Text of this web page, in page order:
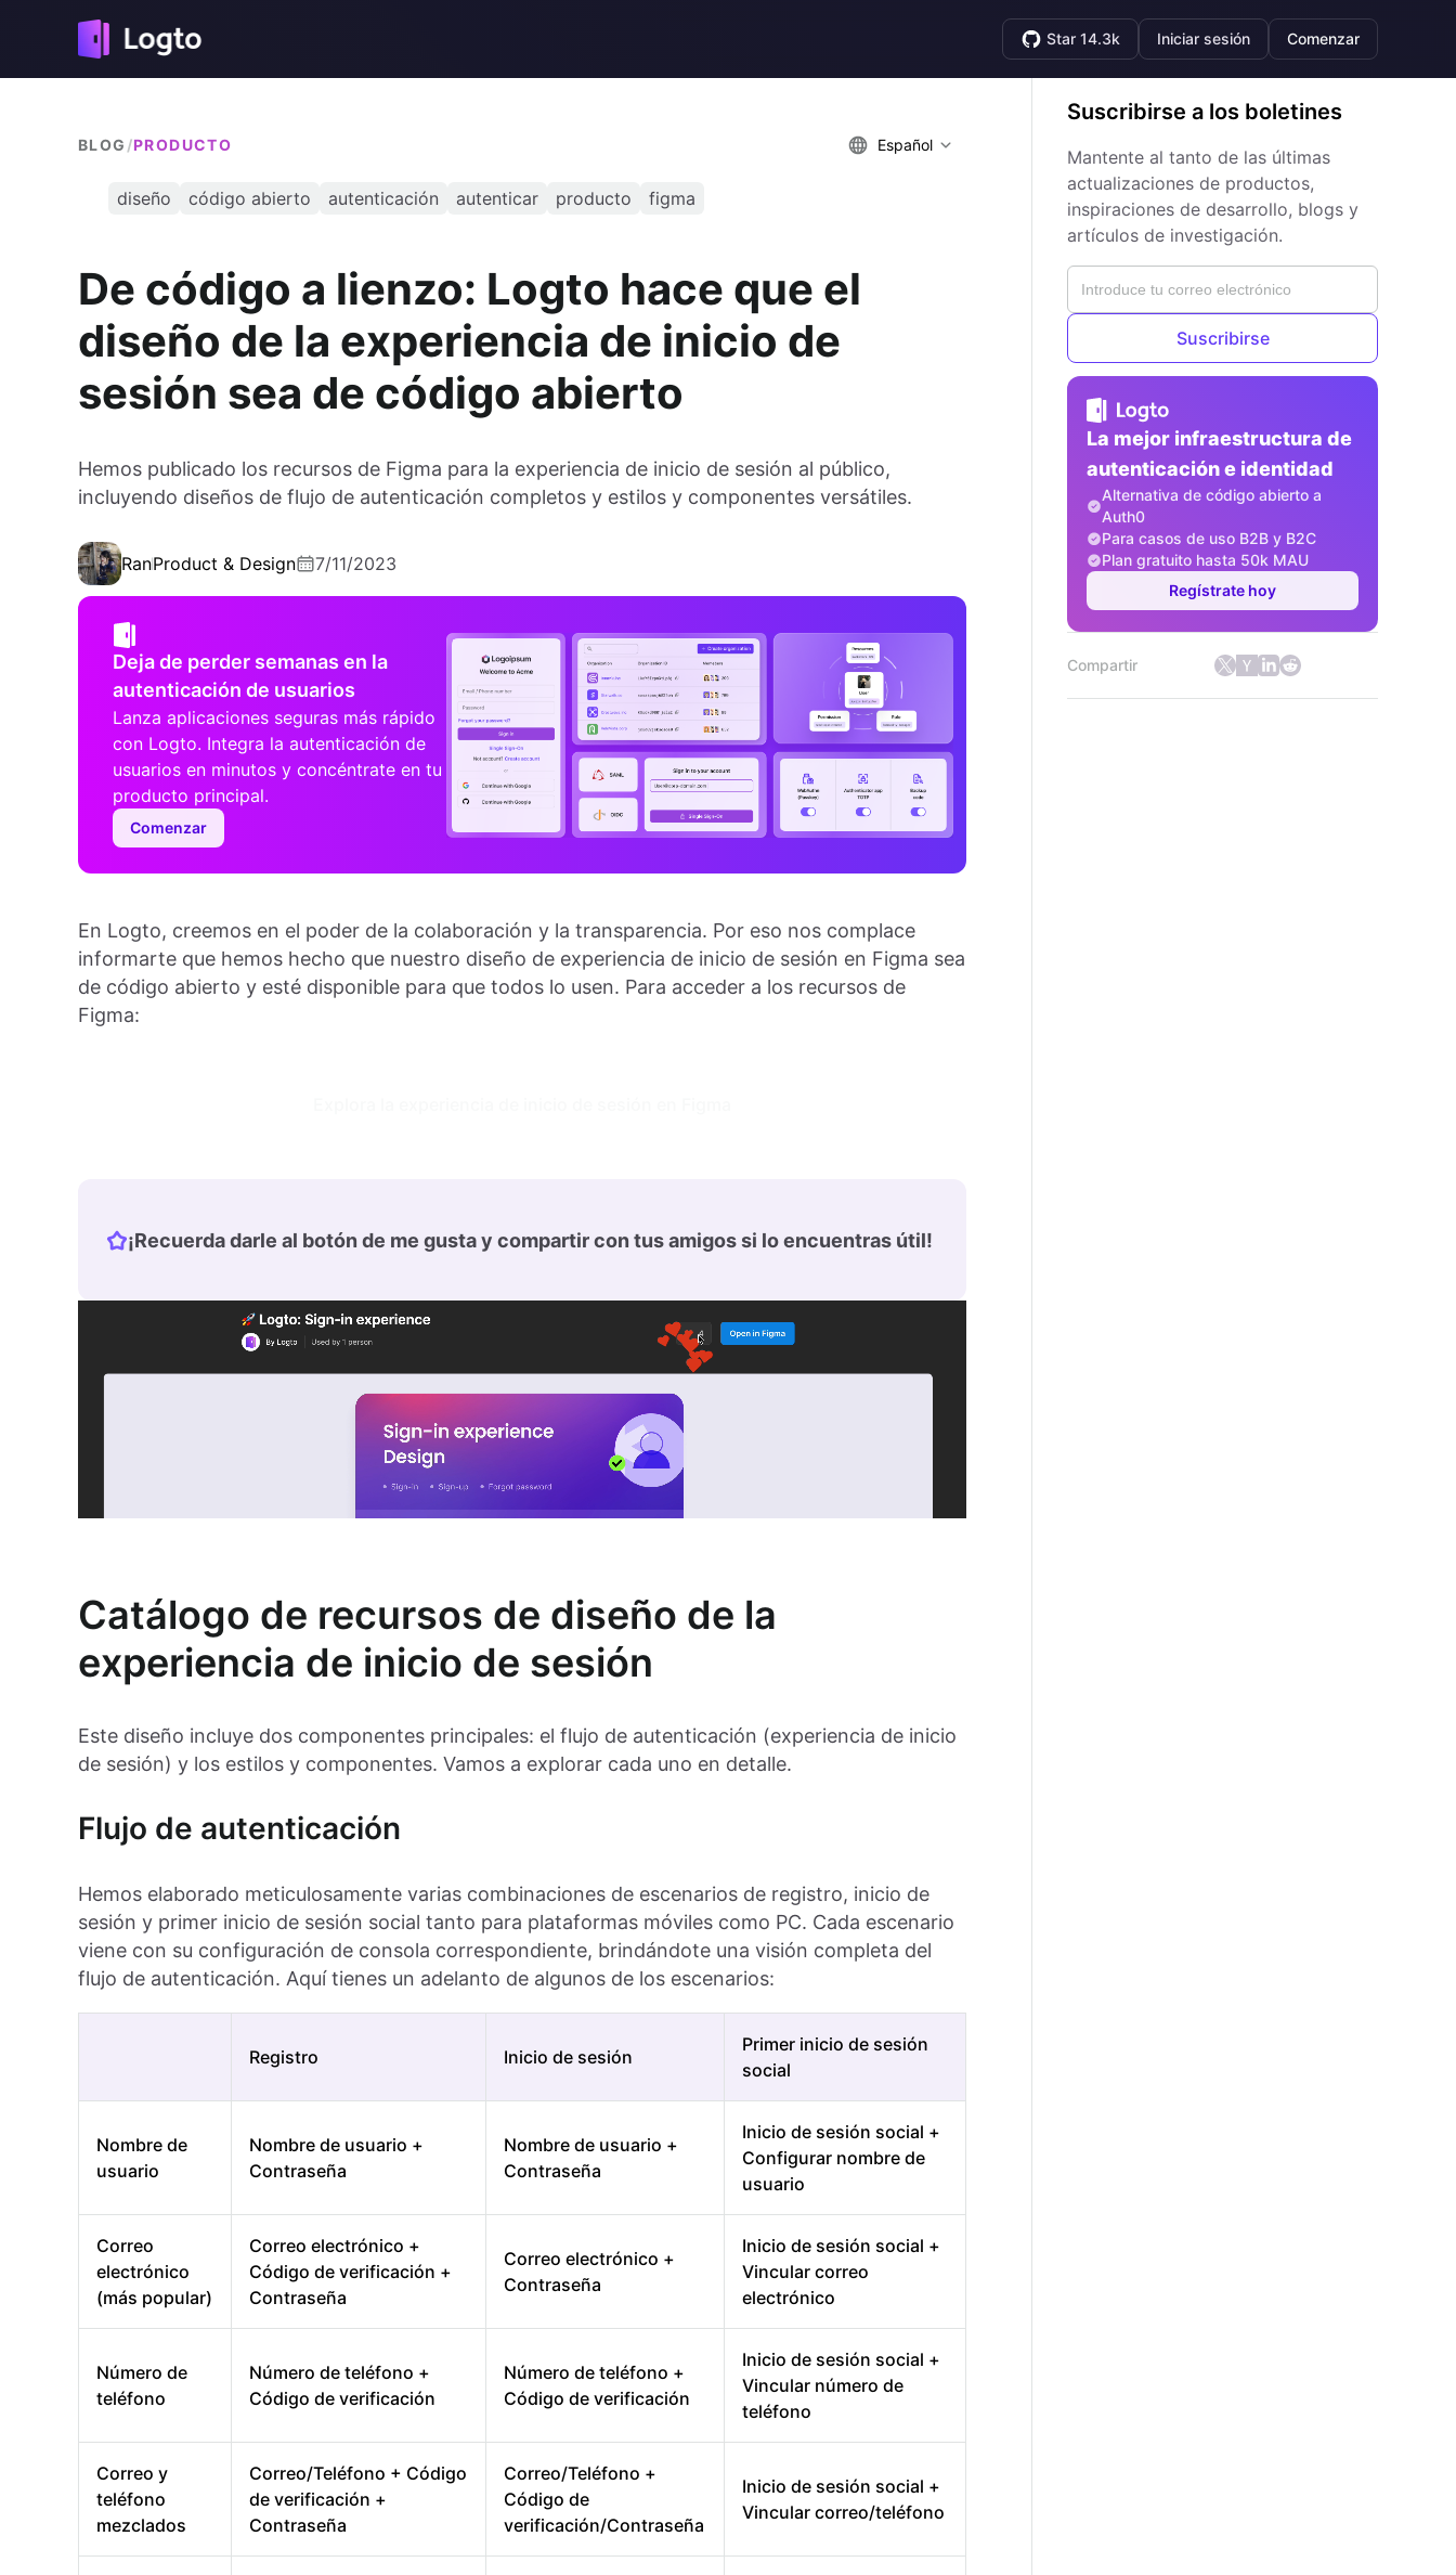
Star 14.3k Iniciar sesión Comenzar
BLOG /PRODUCTO Español
diseño código abierto autenticación autenticar producto figma
De código a lienzo: Logto hace que el
diseño de la experiencia de inicio de
sesión sea de código abierto
Hemos publicado los recursos de Figma para la experiencia de inicio de sesión al público,
incluyendo diseños de flujo de autenticación completos y estilos y componentes versátiles.
RanProduct & Design 7/11/2023
Deja de perder semanas en la
autenticación de usuarios
Lanza aplicaciones seguras más rápido
con Logto. Integra la autenticación de
usuarios en minutos y concéntrate en tu
producto principal.
Comenzar
En Logto, creemos en el poder de la colaboración y la transparencia. Por eso nos complace
informarte que hemos hecho que nuestro diseño de experiencia de inicio de sesión en Figma sea
de código abierto y esté disponible para que todos lo usen. Para acceder a los recursos de
Figma:
¡Recuerda darle al botón de me gusta y compartir con tus amigos si lo encuentras útil!
Catálogo de recursos de diseño de la
experiencia de inicio de sesión
Este diseño incluye dos componentes principales: el flujo de autenticación (experiencia de inicio
de sesión) y los estilos y componentes. Vamos a explorar cada uno en detalle.
Flujo de autenticación
Hemos elaborado meticulosamente varias combinaciones de escenarios de registro, inicio de
sesión y primer inicio de sesión social tanto para plataformas móviles como PC. Cada escenario
viene con su configuración de consola correspondiente, brindándote una visión completa del
flujo de autenticación. Aquí tienes un adelanto de algunos de los escenarios:
Registro Inicio de sesión
Primer inicio de sesión
social
Nombre de
usuario
Nombre de usuario +
Contraseña
Nombre de usuario +
Contraseña
Inicio de sesión social +
Configurar nombre de
usuario
Correo
electrónico
(más popular)
Correo electrónico +
Código de verificación +
Contraseña
Correo electrónico +
Contraseña
Inicio de sesión social +
Vincular correo
electrónico
Número de
teléfono
Número de teléfono +
Código de verificación
Número de teléfono +
Código de verificación
Inicio de sesión social +
Vincular número de
teléfono
Correo y
teléfono
mezclados
Correo/Teléfono + Código
de verificación +
Contraseña
Correo/Teléfono +
Código de
verificación/Contraseña
Inicio de sesión social +
Vincular correo/teléfono
Suscribirse a los boletines
Mantente al tanto de las últimas
actualizaciones de productos,
inspiraciones de desarrollo, blogs y
artículos de investigación.
Suscribirse
La mejor infraestructura de
autenticación e identidad
Alternativa de código abierto a
Auth0
Para casos de uso B2B y B2C
Plan gratuito hasta 50k MAU
Regístrate hoy
Compartir